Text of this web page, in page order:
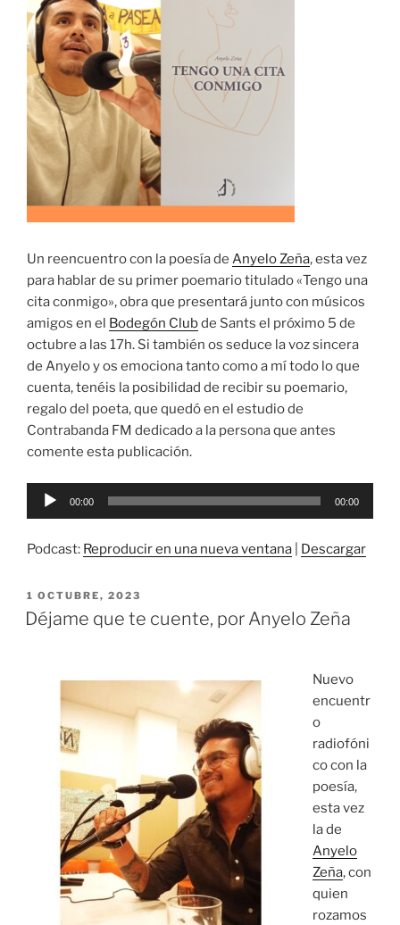
Un reencuentro con la poesía de Anyelo Zeña, esta vez
para hablar de su primer poemario titulado «Tengo una
cita conmigo», obra que presentará junto con músicos
amigos en el Bodegón Clubde Sants el próximo 5 de
octubre a las 17h. Si también os seduce la voz sincera
de Anyelo y os emociona tanto como a mí todo lo que
cuenta, tenéis la posibilidad de recibir su poemario,
regalo del poeta, que quedó en el estudio de
Contrabanda FM dedicado a la persona que antes
comente esta publicación.
Reproductor
00:00 00:00
Podcast: Reproducir en una nueva ventana Descargar
PUBLICADO
EL
1 OCTUBRE, 2023
Déjame que te cuente, por Anyelo Zeña
Nuevo
encuentr
o
radiofóni
co con la
poesía,
esta vez
la de
Anyelo
Zeña, con
quien
rozamos